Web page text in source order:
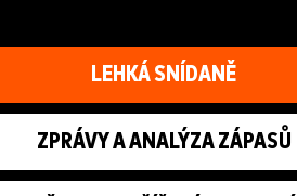
LEHKÁ SNÍDANĚ
ZPRÁVY A ANALÝZA ZÁPASŮ